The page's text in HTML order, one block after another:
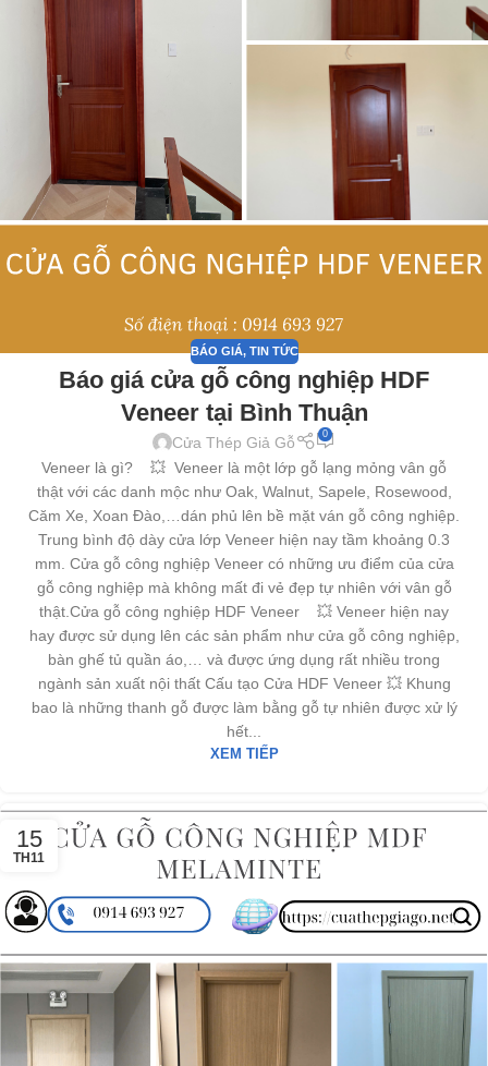
BÁO GIÁ, TIN TỨC
Báo giá cửa gỗ công nghiệp HDF
Veneer tại Bình Thuận
Cửa Thép Giả Gỗ 0
Veneer là gì? 💥 Veneer là một lớp gỗ lạng mỏng vân gỗ
thật với các danh mộc như Oak, Walnut, Sapele, Rosewood,
Căm Xe, Xoan Đào,…dán phủ lên bề mặt ván gỗ công nghiệp.
Trung bình độ dày cửa lớp Veneer hiện nay tầm khoảng 0.3
mm. Cửa gỗ công nghiệp Veneer có những ưu điểm của cửa
gỗ công nghiệp mà không mất đi vẻ đẹp tự nhiên với vân gỗ
thật.Cửa gỗ công nghiệp HDF Veneer 💥 Veneer hiện nay
hay được sử dụng lên các sản phẩm như cửa gỗ công nghiệp,
bàn ghế tủ quần áo,… và được ứng dụng rất nhiều trong
ngành sản xuất nội thất Cấu tạo Cửa HDF Veneer 💥 Khung
bao là những thanh gỗ được làm bằng gỗ tự nhiên được xử lý
hết...
XEM TIẾP
15
TH11